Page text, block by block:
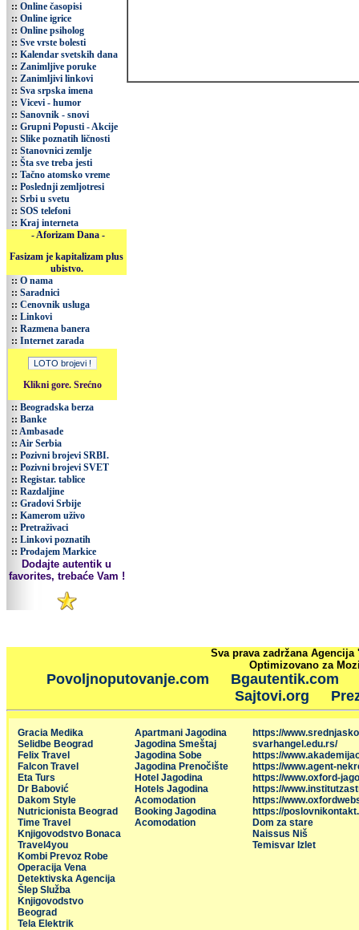
:: Online časopisi
:: Online igrice
:: Online psiholog
:: Sve vrste bolesti
:: Kalendar svetskih dana
:: Zanimljive poruke
:: Zanimljivi linkovi
:: Sva srpska imena
:: Vicevi - humor
:: Sanovnik - snovi
:: Grupni Popusti - Akcije
:: Slike poznatih ličnosti
:: Stanovnici zemlje
:: Šta sve treba jesti
:: Tačno atomsko vreme
:: Poslednji zemljotresi
:: Srbi u svetu
:: SOS telefoni
:: Kraj interneta
- Aforizam Dana -
Fasizam je kapitalizam plus
ubistvo.
:: O nama
:: Saradnici
:: Cenovnik usluga
:: Linkovi
:: Razmena banera
:: Internet zarada
Klikni gore. Srećno
:: Beogradska berza
:: Banke
:: Ambasade
:: Air Serbia
:: Pozivni brojevi SRBI.
:: Pozivni brojevi SVET
:: Registar. tablice
:: Razdaljine
:: Gradovi Srbije
:: Kamerom uživo
:: Pretraživaci
:: Linkovi poznatih
:: Prodajem Markice
Dodajte autentik u
favorites, trebaće Vam !
Sva prava zadržana
Optimizovano za
Povoljnoputovanje.com
Bgautentik.com
Sajtovi.org
Gracia Medika
Selidbe Beograd
Felix Travel
Falcon Travel
Eta Turs
Dr Babović
Dakom Style
Nutricionista Beograd
Time Travel
Knjigovodstvo Bonaca
Travel4you
Kombi Prevoz Robe
Operacija Vena
Detektivska Agencija
Šlep Služba
Knjigovodstvo
Beograd
Tela Elektrik
Apartmani Jagodina
Jagodina Smeštaj
Jagodina Sobe
Jagodina Prenočište
Hotel Jagodina
Hotels Jagodina
Acomodation
Booking Jagodina
Acomodation
https://
svarhangel.edu.rs/
https://
https://www.agent-
https://www.oxford-
https://
https://
https://
Dom za stare
Naissus Niš
Temisvar Izlet